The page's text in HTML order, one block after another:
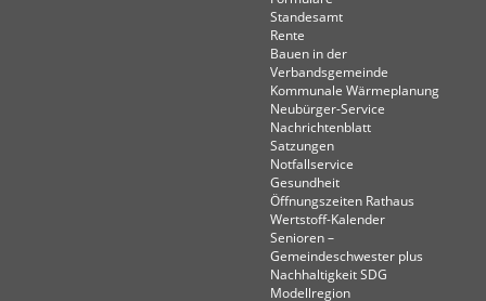
Standesamt
Rente
Bauen in der
Verbandsgemeinde
Kommunale Wärmeplanung
Neubürger-Service
Nachrichtenblatt
Satzungen
Notfallservice
Gesundheit
Öffnungszeiten Rathaus
Wertstoff-Kalender
Senioren –
Gemeindeschwester plus
Nachhaltigkeit SDG
Modellregion